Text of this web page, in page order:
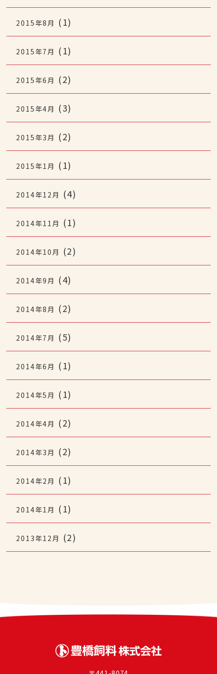
2015年8月 (1)
2015年7月 (1)
2015年6月 (2)
2015年4月 (3)
2015年3月 (2)
2015年1月 (1)
2014年12月 (4)
2014年11月 (1)
2014年10月 (2)
2014年9月 (4)
2014年8月 (2)
2014年7月 (5)
2014年6月 (1)
2014年5月 (1)
2014年4月 (2)
2014年3月 (2)
2014年2月 (1)
2014年1月 (1)
2013年12月 (2)